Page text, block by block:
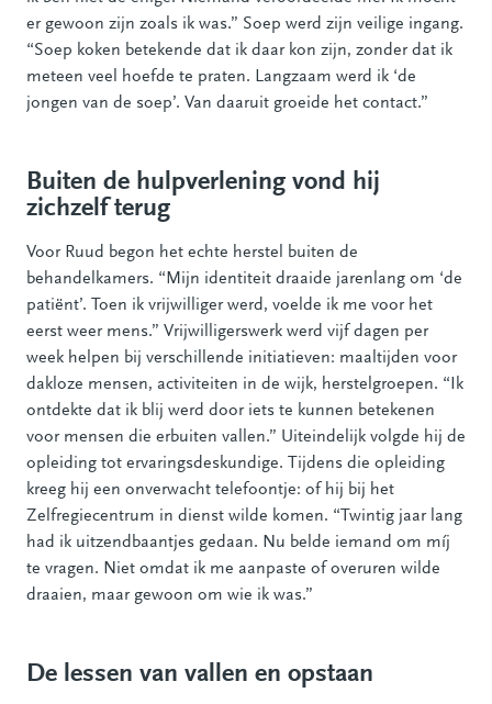
er gewoon zijn zoals ik was.” Soep werd zijn veilige ingang.
“Soep koken betekende dat ik daar kon zijn, zonder dat ik
meteen veel hoefde te praten. Langzaam werd ik ‘de
jongen van de soep’. Van daaruit groeide het contact.”
Buiten de hulpverlening vond hij
zichzelf terug
Voor Ruud begon het echte herstel buiten de
behandelkamers. “Mijn identiteit draaide jarenlang om ‘de
patiënt’. Toen ik vrijwilliger werd, voelde ik me voor het
eerst weer mens.” Vrijwilligerswerk werd vijf dagen per
week helpen bij verschillende initiatieven: maaltijden voor
dakloze mensen, activiteiten in de wijk, herstelgroepen. “Ik
ontdekte dat ik blij werd door iets te kunnen betekenen
voor mensen die erbuiten vallen.” Uiteindelijk volgde hij de
opleiding tot ervaringsdeskundige. Tijdens die opleiding
kreeg hij een onverwacht telefoontje: of hij bij het
Zelfregiecentrum in dienst wilde komen. “Twintig jaar lang
had ik uitzendbaantjes gedaan. Nu belde iemand om míj
te vragen. Niet omdat ik me aanpaste of overuren wilde
draaien, maar gewoon om wie ik was.”
De lessen van vallen en opstaan